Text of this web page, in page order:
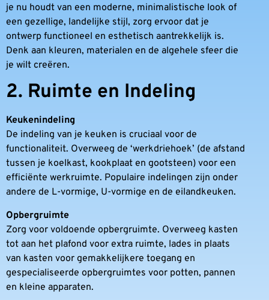
je nu houdt van een moderne, minimalistische look of
een gezellige, landelijke stijl, zorg ervoor dat je
ontwerp functioneel en esthetisch aantrekkelijk is.
Denk aan kleuren, materialen en de algehele sfeer die
je wilt creëren.
2. Ruimte en Indeling
Keukenindeling
De indeling van je keuken is cruciaal voor de
functionaliteit. Overweeg de ‘werkdriehoek’ (de afstand
tussen je koelkast, kookplaat en gootsteen) voor een
efficiënte werkruimte. Populaire indelingen zijn onder
andere de L-vormige, U-vormige en de eilandkeuken.
Opbergruimte
Zorg voor voldoende opbergruimte. Overweeg kasten
tot aan het plafond voor extra ruimte, lades in plaats
van kasten voor gemakkelijkere toegang en
gespecialiseerde opbergruimtes voor potten, pannen
en kleine apparaten.